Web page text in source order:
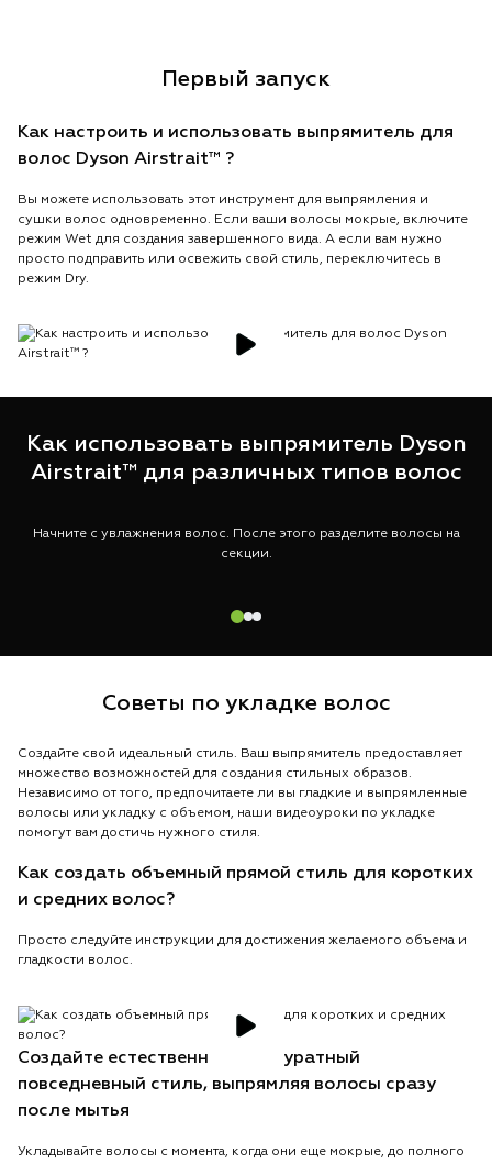
Первый запуск
Как настроить и использовать выпрямитель для
волос Dyson Airstrait™ ?
Вы можете использовать этот инструмент для выпрямления и
сушки волос одновременно. Если ваши волосы мокрые, включите
режим Wet для создания завершенного вида. А если вам нужно
просто подправить или освежить свой стиль, переключитесь в
режим Dry.
Как использовать выпрямитель Dyson
Airstrait™ для различных типов волос
Начните с увлажнения волос. После этого разделите волосы на
секции.
Советы по укладке волос
Создайте свой идеальный стиль. Ваш выпрямитель предоставляет
множество возможностей для создания стильных образов.
Независимо от того, предпочитаете ли вы гладкие и выпрямленные
волосы или укладку с объемом, наши видеоуроки по укладке
помогут вам достичь нужного стиля.
Как создать объемный прямой стиль для коротких
и средних волос?
Просто следуйте инструкции для достижения желаемого объема и
гладкости волос.
Создайте естественный и аккуратный
повседневный стиль, выпрямляя волосы сразу
после мытья
Укладывайте волосы с момента, когда они еще мокрые, до полного